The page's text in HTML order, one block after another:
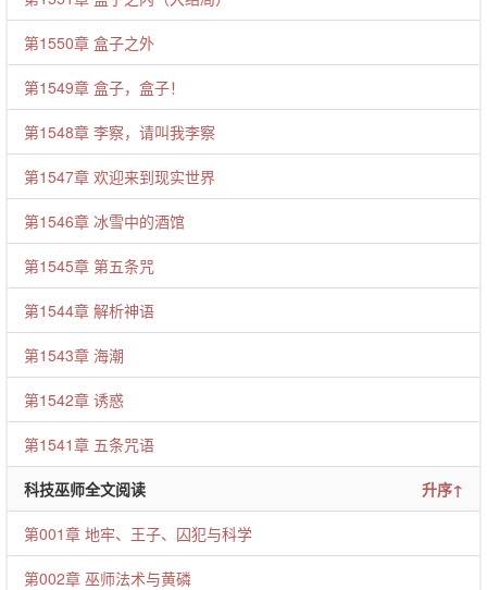
第1550章 盒子之外
第1549章 盒子，盒子！
第1548章 李察，请叫我李察
第1547章 欢迎来到现实世界
第1546章 冰雪中的酒馆
第1545章 第五条咒
第1544章 解析神语
第1543章 海潮
第1542章 诱惑
第1541章 五条咒语
科技巫师全文阅读 升序↑
第001章 地牢、王子、囚犯与科学
第002章 巫师法术与黄磷